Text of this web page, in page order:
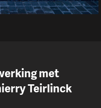
met
Teirlinck